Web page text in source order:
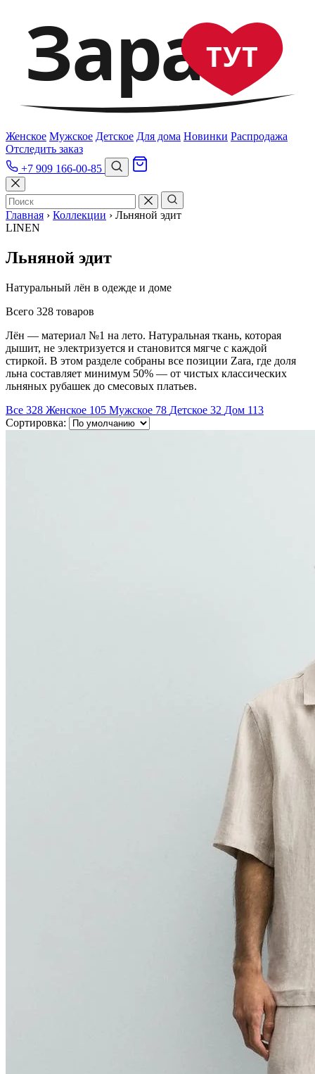
ЗараТУТ
Женское Мужское Детское Для дома Новинки Распродажа
Отследить заказ
+7 909 166-00-85
Главная › Коллекции › Льняной эдит
LINEN
Льняной эдит
Натуральный лён в одежде и доме
Всего 328 товаров
Лён — материал №1 на лето. Натуральная ткань, которая
дышит, не электризуется и становится мягче с каждой
стиркой. В этом разделе собраны все позиции Zara, где доля
льна составляет минимум 50% — от чистых классических
льняных рубашек до смесовых платьев.
Все 328 Женское 105 Мужское 78 Детское 32 Дом 113
Сортировка: